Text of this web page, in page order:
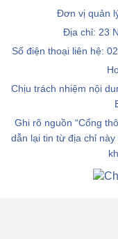
Đơn vị quản
Địa chỉ: 23
Số điện thoại liên hệ:
Chịu trách nhiệm nội
Ghi rõ nguồn “Cổng
dẫn lại tin từ địa chỉ